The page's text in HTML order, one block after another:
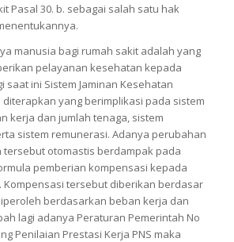
Pasal 30. b. sebagai salah satu hak
manusia bagi rumah sakit adalah yang
pelayanan kesehatan kepada
saat ini Sistem Jaminan Kesehatan
diterapkan yang berimplikasi pada sistem
kerja dan jumlah tenaga, sistem
sistem remunerasi. Adanya perubahan
tersebut otomastis berdampak pada
pemberian kompensasi kepada
Kompensasi tersebut diberikan berdasar
berdasarkan beban kerja dan
lagi adanya Peraturan Pemerintah No
Penilaian Prestasi Kerja PNS maka